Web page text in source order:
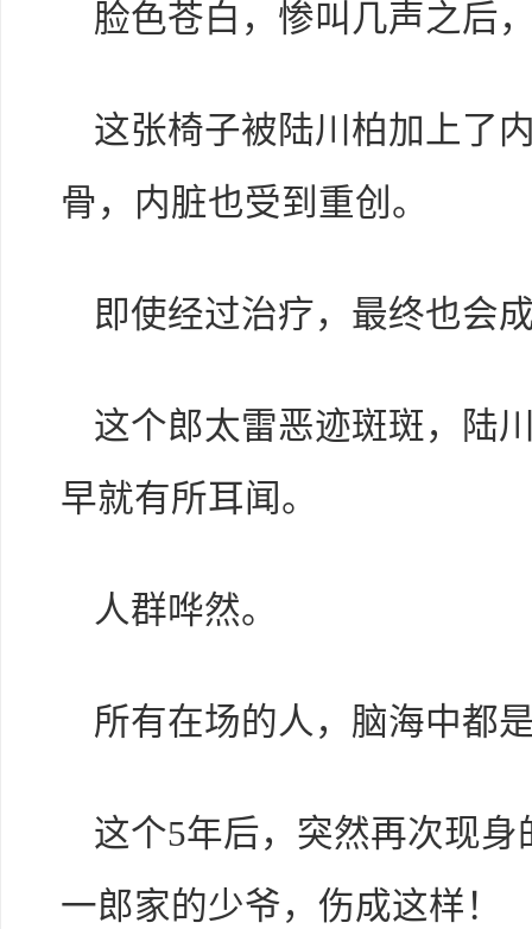
脸色苍白，惨叫几声之后
这张椅子被陆川柏加上了
骨，内脏也受到重创。
即使经过治疗，最终也会
这个郎太雷恶迹斑斑，陆
早就有所耳闻。
人群哗然。
所有在场的人，脑海中都
这个5年后，突然再次现
一郎家的少爷，伤成这样！